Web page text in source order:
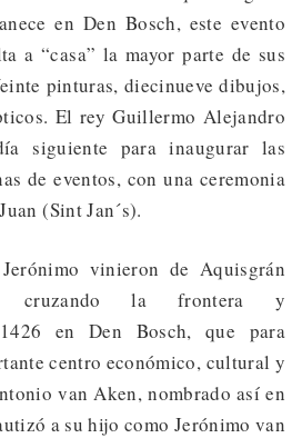
en Den Bosch, este evento
a “casa” la mayor parte de sus
pinturas, diecinueve dibujos,
El rey Guillermo Alejandro
siguiente para inaugurar las
de eventos, con una ceremonia
(Sint Jan´s).
vinieron de Aquisgrán
cruzando la frontera y
en Den Bosch, que para
centro económico, cultural y
van Aken, nombrado así en
a su hijo como Jerónimo van